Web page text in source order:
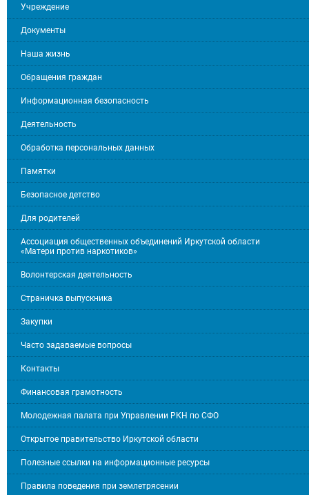
Учреждение
Документы
Наша жизнь
Обращения граждан
Информационная безопасность
Деятельность
Обработка персональных данных
Памятки
Безопасное детство
Для родителей
Ассоциация общественных объединений Иркутской области
«Матери против наркотиков»
Волонтерская деятельность
Страничка выпускника
Закупки
Часто задаваемые вопросы
Контакты
Финансовая грамотность
Молодежная палата при Управлении РКН по СФО
Открытое правительство Иркутской области
Полезные ссылки на информационные ресурсы
Правила поведения при землетрясении